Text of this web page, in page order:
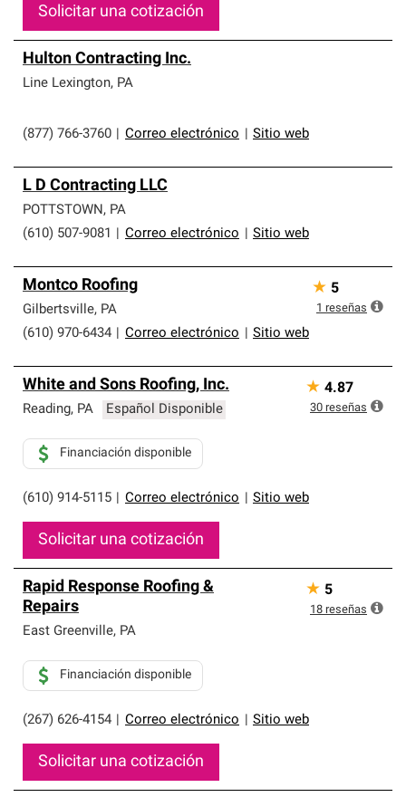
Solicitar una cotización
Hulton Contracting Inc.
Line Lexington, PA
(877) 766-3760 Correo electrónico Sitio web
L D Contracting LLC
POTTSTOWN, PA
(610) 507-9081
Correo electrónico Sitio web
Montco Roofing
Gilbertsville, PA
(610) 970-6434
Correo electrónico Sitio web
★ 5
1 reseñas
White and Sons Roofing, Inc.
Reading, PA Español Disponible
(610) 914-5115 Correo electrónico Sitio web
Financiación disponible
Solicitar una cotización
★ 4.87
30 reseñas
Rapid Response Roofing &
Repairs
East Greenville, PA
(267) 626-4154 Correo electrónico Sitio web
Financiación disponible
Solicitar una cotización
★ 5
18 reseñas